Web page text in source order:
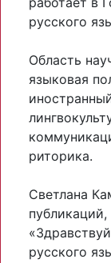
русского
Область
языковая
риторика.
Светлана
русского